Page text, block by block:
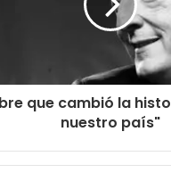
que cambió la
nuestro país"